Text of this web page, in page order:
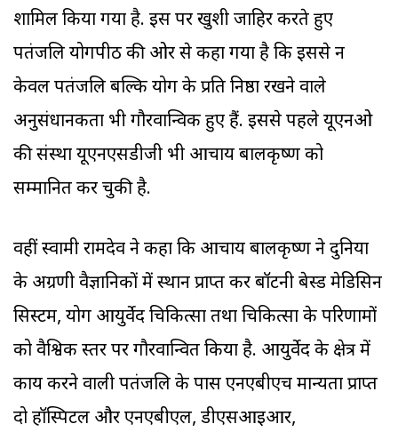
शामिल किया गया है. इस पर खुशी जाहिर करते हुए
पतंजलि योगपीठ की ओर से कहा गया है कि इससे न
केवल पतंजलि बल्कि योग के प्रति निष्ठा रखने वाले
अनुसंधानकर्ता भी गौरवान्विक हुए हैं. इससे पहले यूएनओ
की संस्था यूएनएसडीजी भी आचार्य बालकृष्ण को
सम्मानित कर चुकी है.
वहीं स्वामी रामदेव ने कहा कि आचार्य बालकृष्ण ने दुनिया
के अग्रणी वैज्ञानिकों में स्थान प्राप्त कर बॉटनी बेस्ड मेडिसिन
सिस्टम, योग आयुर्वेद चिकित्सा तथा चिकित्सा के परिणामों
को वैश्विक स्तर पर गौरवान्वित किया है. आयुर्वेद के क्षेत्र में
कार्य करने वाली पतंजलि के पास एनएबीएच मान्यता प्राप्त
दो हॉस्पिटल और एनएबीएल, डीएसआइआर,